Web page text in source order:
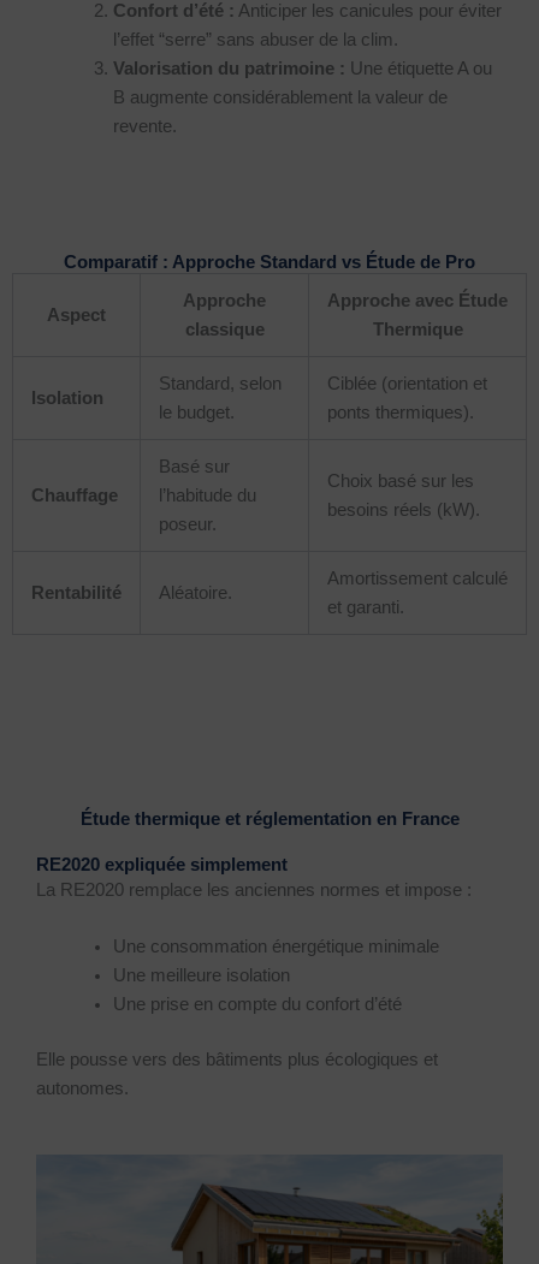
Confort d’été : Anticiper les canicules pour éviter
l’effet “serre” sans abuser de la clim.
Valorisation du patrimoine : Une étiquette A ou
B augmente considérablement la valeur de
revente.
Comparatif : Approche Standard vs Étude de Pro
Aspect
Approche
classique
Approche avec Étude
Thermique
Isolation
Standard, selon
le budget.
Ciblée (orientation et
ponts thermiques).
Chauffage
Basé sur
l’habitude du
poseur.
Choix basé sur les
besoins réels (kW).
Rentabilité Aléatoire.
Amortissement calculé
et garanti.
Étude thermique et réglementation en France
RE2020 expliquée simplement
La RE2020 remplace les anciennes normes et impose :
Une consommation énergétique minimale
Une meilleure isolation
Une prise en compte du confort d’été
Elle pousse vers des bâtiments plus écologiques et
autonomes.